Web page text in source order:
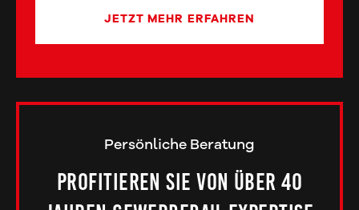
JETZT MEHR ERFAHREN
Persönliche Beratung
Profitieren Sie von über 40